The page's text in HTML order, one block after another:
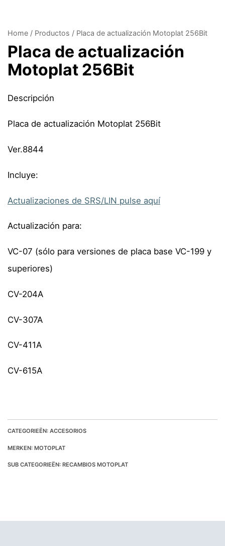
Home / Productos / Placa de actualización Motoplat 256Bit
Placa de actualización
Motoplat 256Bit
Descripción
Placa de actualización Motoplat 256Bit
Ver.8844
Incluye:
Actualizaciones de SRS/LIN pulse aquí
Actualización para:
VC-07 (sólo para versiones de placa base VC-199 y
superiores)
CV-204A
CV-307A
CV-411A
CV-615A
CATEGORIEËN: ACCESORIOS
MERKEN: MOTOPLAT
SUB CATEGORIEËN: RECAMBIOS MOTOPLAT